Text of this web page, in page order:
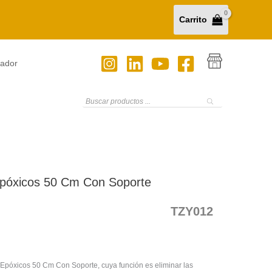
Carrito
Búsqueda
de
50 Cm Con Soporte
TZY012
50 Cm Con Soporte, cuya función es eliminar las